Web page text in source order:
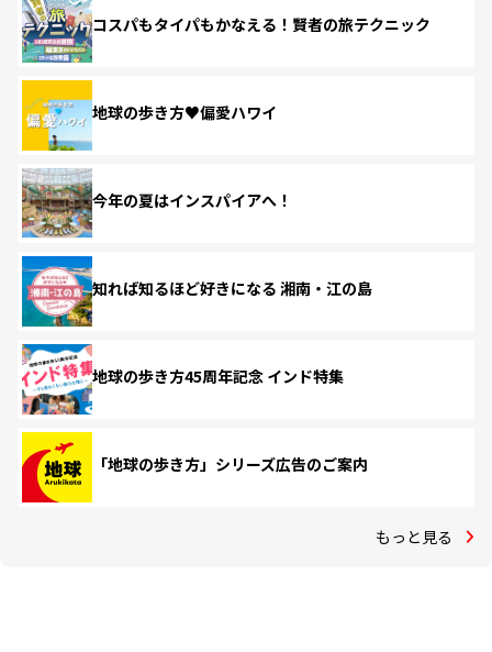
コスパもタイパもかなえる！賢者の旅テクニック
地球の歩き方♥偏愛ハワイ
今年の夏はインスパイアへ！
知れば知るほど好きになる 湘南・江の島
地球の歩き方45周年記念 インド特集
「地球の歩き方」シリーズ広告のご案内
もっと見る